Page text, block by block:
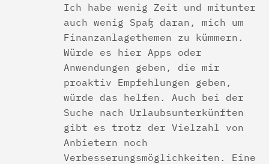
Ich habe wenig Zeit und mitunter
auch wenig Spaß daran, mich um
Finanzanlagethemen zu kümmern.
Würde es hier Apps oder
Anwendungen geben, die mir
proaktiv Empfehlungen geben,
würde das helfen. Auch bei der
Suche nach Urlaubsunterkünften
gibt es trotz der Vielzahl von
Anbietern noch
Verbesserungsmöglichkeiten. Eine